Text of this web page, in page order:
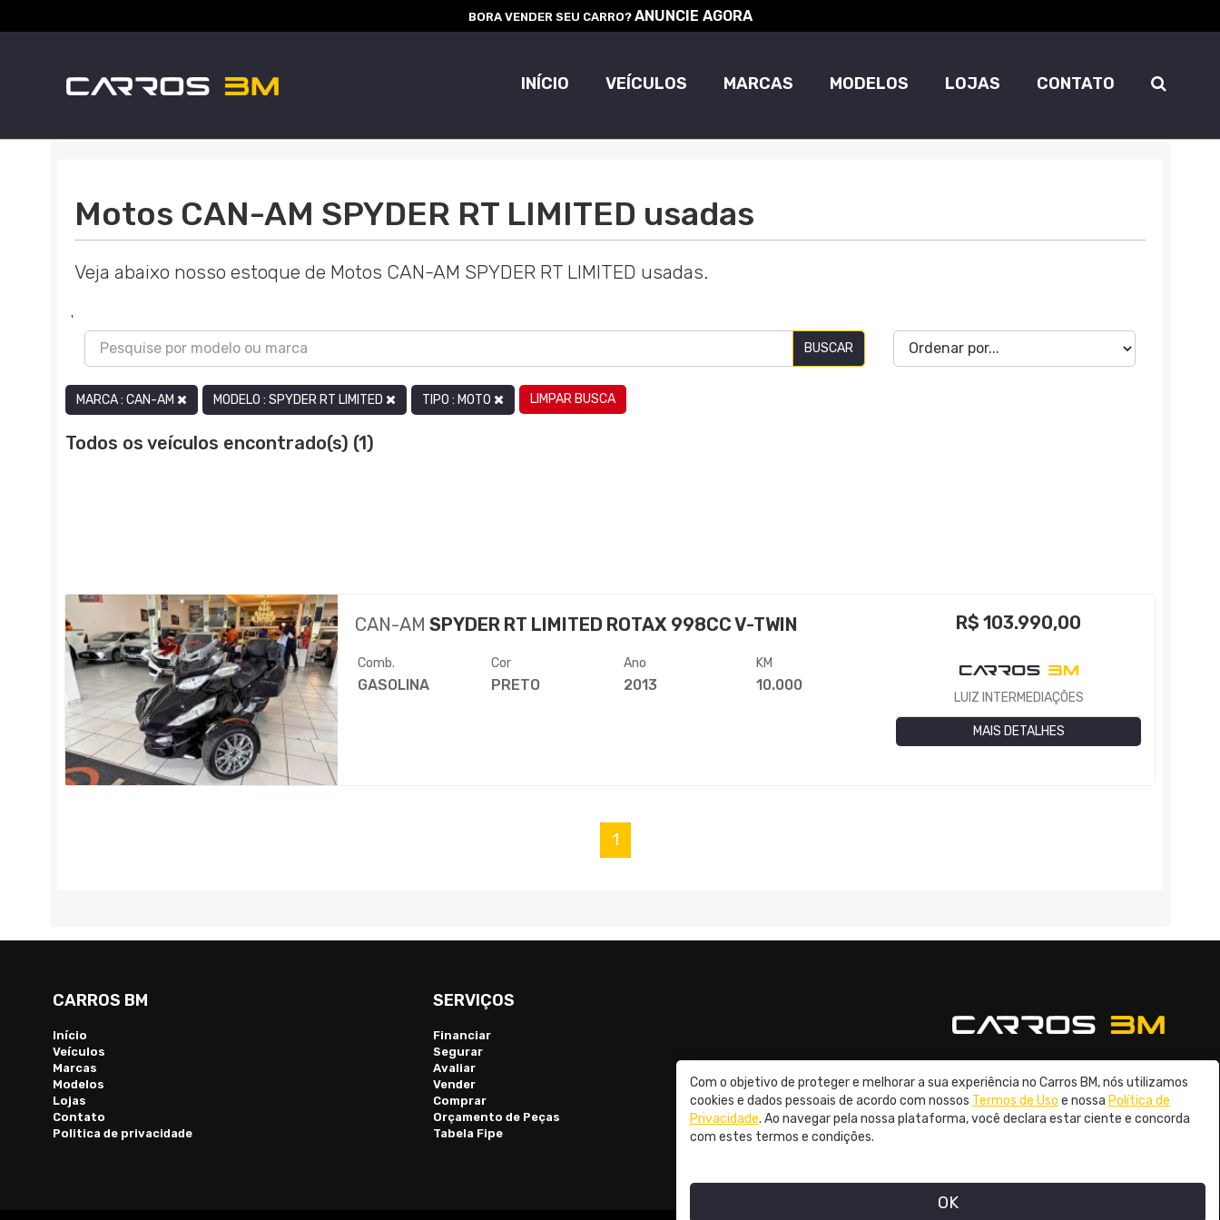
BORA VENDER SEU CARRO? ANUNCIE AGORA
INÍCIO VEÍCULOS MARCAS MODELOS LOJAS CONTATO
Motos CAN-AM SPYDER RT LIMITED usadas
Veja abaixo nosso estoque de Motos CAN-AM SPYDER RT LIMITED usadas.
'
BUSCAR
MARCA : CAN-AM MODELO : SPYDER RT LIMITED TIPO : MOTO LIMPAR BUSCA
Todos os veículos encontrado(s) (1)
CAN-AM SPYDER RT LIMITED ROTAX 998CC V-TWIN
Comb.
GASOLINA
Cor
PRETO
Ano
2013
KM
10.000
R$103.990,00
LUIZ INTERMEDIAÇÕES
MAIS DETALHES
1
CARROS BM
Início
Veículos
Marcas
Modelos
Lojas
Contato
Politica de privacidade
SERVIÇOS
Financiar
Segurar
Avaliar
Vender
Comprar
Orçamento de Peças
Tabela Fipe
© 2026 Carros BM
Com o objetivo de proteger e melhorar a sua experiência no Carros BM, nós utilizamos
cookies e dados pessoais de acordo com nossos Termos de Uso e nossa Política de
Privacidade. Ao navegar pela nossa plataforma, você declara estar ciente e concorda
com estes termos e condições.
OK